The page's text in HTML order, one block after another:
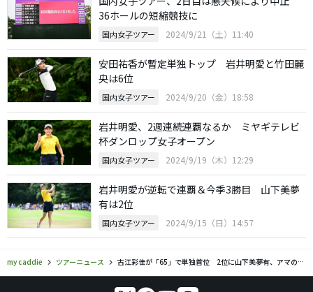
36ホールの短縮競技に
国内女子ツアー 2024/9/21（土）11:40
安田祐香が暫定単独トップ 岩井明愛と竹田麗
央は6位
国内女子ツアー 2024/9/20（金）18:58
岩井明愛、2週連続連覇なるか ミヤギテレビ
杯ダンロップ女子オープン
国内女子ツアー 2024/9/19（木）12:29
岩井明愛が逆転で連覇＆今季3勝目 山下美夢
有は2位
国内女子ツアー 2024/9/15（日）14:57
my caddie ツアーニュース 古江彩佳が「65」で単独首位 2位に山下美夢有、アマの新垣くらら